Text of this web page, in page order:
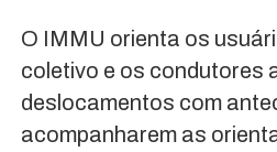
O IMMU orienta os
coletivo e os condutores
deslocamentos com
acompanharem as